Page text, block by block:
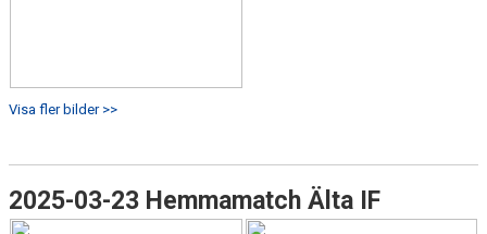
Visa fler bilder >>
2025-03-23 Hemmamatch Älta IF